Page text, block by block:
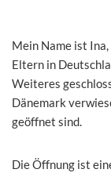
Mein Name ist
Eltern in
Weiteres
Dänemark
geöffnet sind.
Die Öffnung ist